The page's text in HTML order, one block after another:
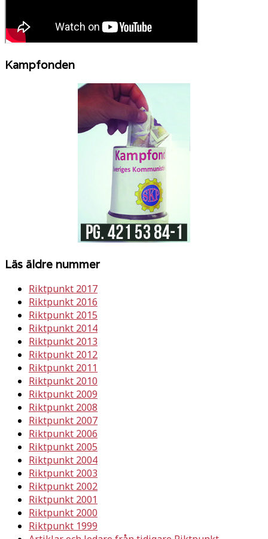
Kampfonden
Läs äldre nummer
Riktpunkt 2017
Riktpunkt 2016
Riktpunkt 2015
Riktpunkt 2014
Riktpunkt 2013
Riktpunkt 2012
Riktpunkt 2011
Riktpunkt 2010
Riktpunkt 2009
Riktpunkt 2008
Riktpunkt 2007
Riktpunkt 2006
Riktpunkt 2005
Riktpunkt 2004
Riktpunkt 2003
Riktpunkt 2002
Riktpunkt 2001
Riktpunkt 2000
Riktpunkt 1999